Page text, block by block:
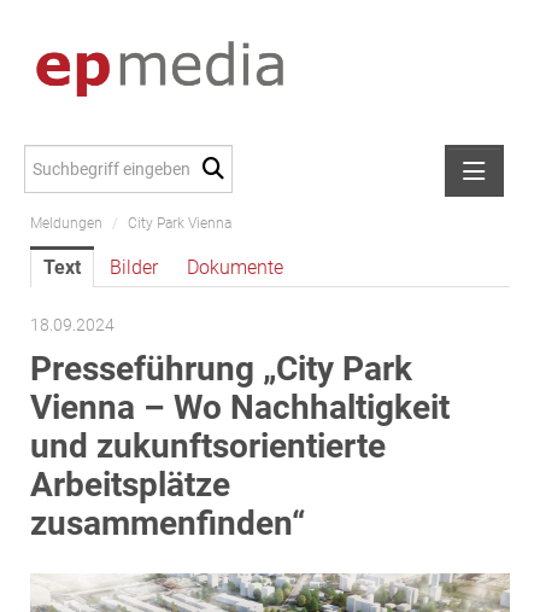
Meldungen
Alexander Peer
amb Development
ATL Immoinvest
AURE Immobilien
Austria Sotheby's International Realty
City Park Vienna
EPHIC Group
Meldungen / City Park Vienna
Text Bilder Dokumente
18.09.2024
Presseführung „City Park
Vienna – Wo Nachhaltigkeit
und zukunftsorientierte
Arbeitsplätze
zusammenfinden“